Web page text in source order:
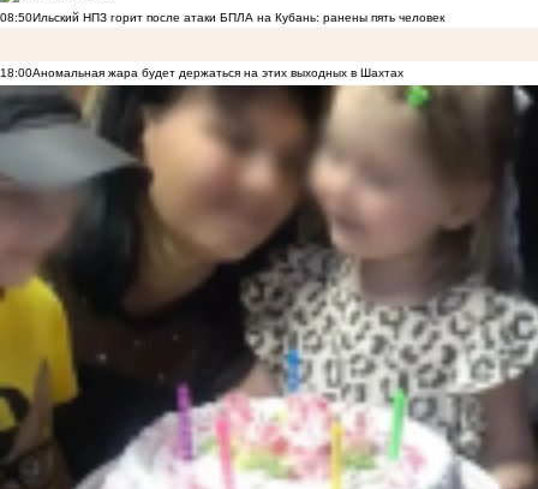
08:50Ильский НПЗ горит после атаки БПЛА на Кубань: ранены пять человек
18:00Аномальная жара будет держаться на этих выходных в Шахтах